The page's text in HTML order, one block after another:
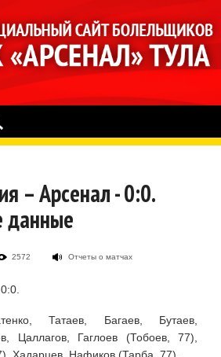
– Арсенал - 0:0.
данные
2572 Отчеты о матчах
Татаев, Багаев, Бутаев,
Цаллагов, Гаглоев (Тобоев, 77),
Хадарцев, Нафиков (Тарба, 77).